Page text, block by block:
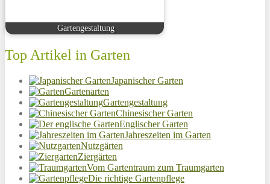
Gartengestaltung
Top Artikel in Garten
Japanischer Garten
Gartenarten
Gartengestaltung
Chinesischer Garten
Englischer Garten
Jahreszeiten im Garten
Nutzgärten
Ziergärten
Vom Gartentraum zum Traumgarten
Die richtige Gartenpflege